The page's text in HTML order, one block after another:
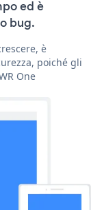
ed è
bug.
è
poiché gli
One